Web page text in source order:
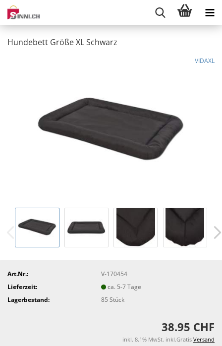
Hundebett Größe XL Schwarz
VIDAXL
Art.Nr.:
V-170454
Lieferzeit:
ca. 5-7 Tage
Lagerbestand:
85Stück
38.95 CHF
inkl. 8.1% MwSt. inkl.Gratis Versand